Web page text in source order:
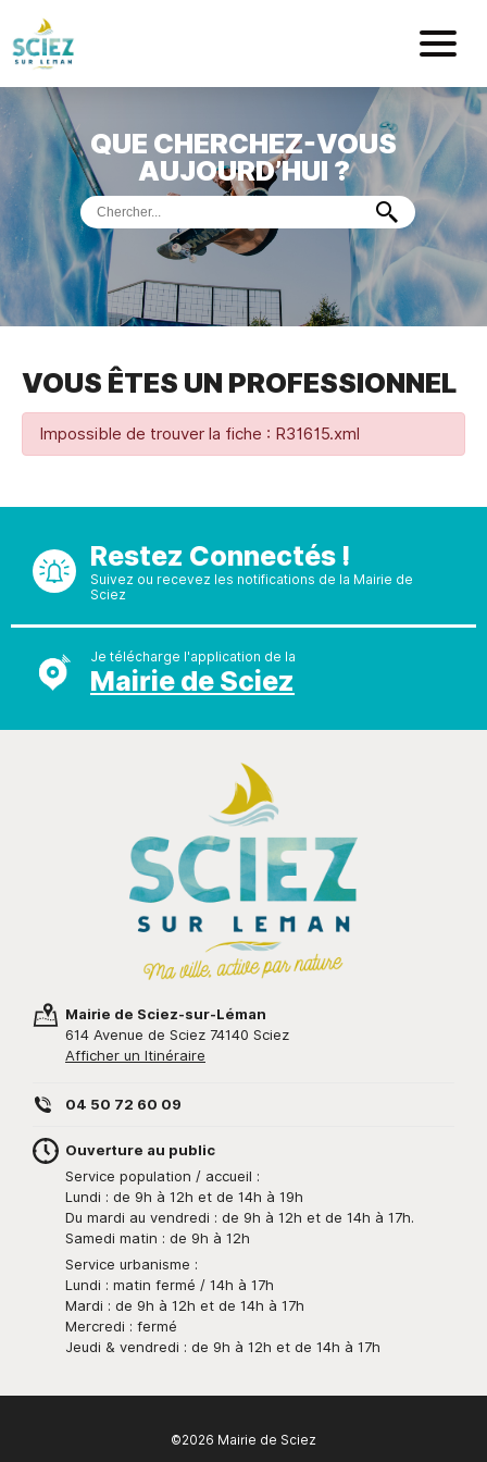
Mairie de
ACCUEIL
VOTREMAIRIE
VIEPRATIQUE
DÉMARCHES &SERVICES
PORTDE PLAISANCE
MUSÉEDE PRÉHISTOIRE ET GÉOLOGIE
QUE CHERCHEZ-VOUS
AUJOURD’HUI ?
VOUS ÊTES UN PROFESSIONNEL
Impossible de trouver la fiche : R31615.xml
Restez Connectés !
Suivez ou recevez les notifications de la Mairie de
Sciez
Je télécharge l'application de la
Mairie de Sciez
Mairie de Sciez-sur-Léman
614 Avenue de Sciez 74140 Sciez
Afficher un Itinéraire
04 50 72 60 09
Ouverture au public
Service population / accueil :
Lundi : de 9h à 12h et de 14h à 19h
Du mardi au vendredi : de 9h à 12h et de 14h à 17h.
Samedi matin : de 9h à 12h
Service urbanisme :
Lundi : matin fermé / 14h à 17h
Mardi : de 9h à 12h et de 14h à 17h
Mercredi : fermé
Jeudi & vendredi : de 9h à 12h et de 14h à 17h
©2026 Mairie de Sciez